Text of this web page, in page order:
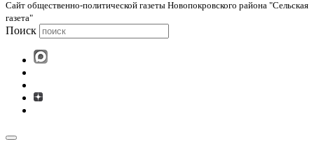
Cайт общественно-политической газеты Новопокровского района "Сельская
газета"
Поиск